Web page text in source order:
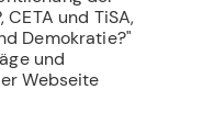
und TiSA,
Demokratie?"
und
Webseite